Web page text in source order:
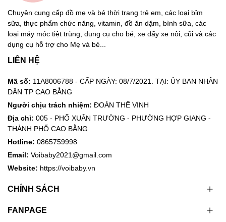
Chuyên cung cấp đồ mẹ và bé thời trang trẻ em, các loại bỉm
sữa, thực phẩm chức năng, vitamin, đồ ăn dặm, bình sữa, các
loại máy móc tiệt trùng, dụng cụ cho bé, xe đẩy xe nôi, cũi và các
dụng cụ hỗ trợ cho Mẹ và bé...
LIÊN HỆ
Mã số: 11A8006788 - CẤP NGÀY: 08/7/2021. TẠI: ỦY BAN NHÂN
DÂN TP CAO BẰNG
Người chịu trách nhiệm: ĐOÀN THẾ VINH
Địa chỉ: 005 - PHỐ XUÂN TRƯỜNG - PHƯỜNG HỢP GIANG -
THÀNH PHỐ CAO BẰNG
Hotline: 0865759998
Email: Voibaby2021@gmail.com
Website: https://voibaby.vn
CHÍNH SÁCH
FANPAGE